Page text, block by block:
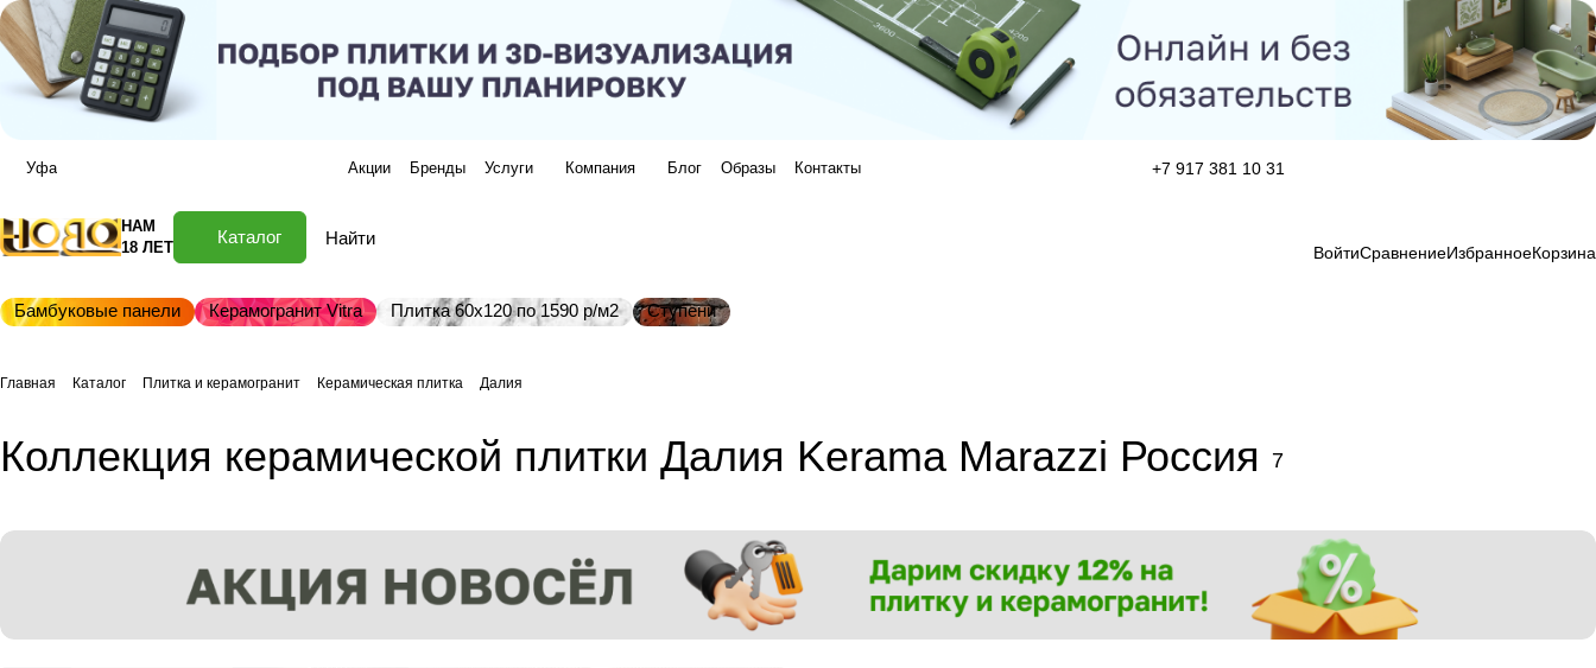
Уфа Акции Бренды Услуги Компания Блог Образы Контакты +7 917 381 10 31
НАМ
18 ЛЕТ
Каталог
ВойтиСравнениеИзбранноеКорзина
Бамбуковые панели Керамогранит Vitra Плитка 60х120 по 1590 р/м2 Ступени
Главная Каталог Плитка и керамогранит Керамическая плитка Далия
Коллекция керамической плитки Далия Kerama Marazzi Россия 7